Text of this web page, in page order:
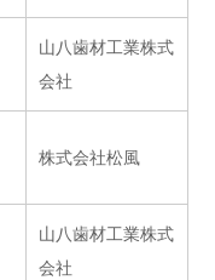
山八歯材工業株式
会社
株式会社松風
山八歯材工業株式
会社